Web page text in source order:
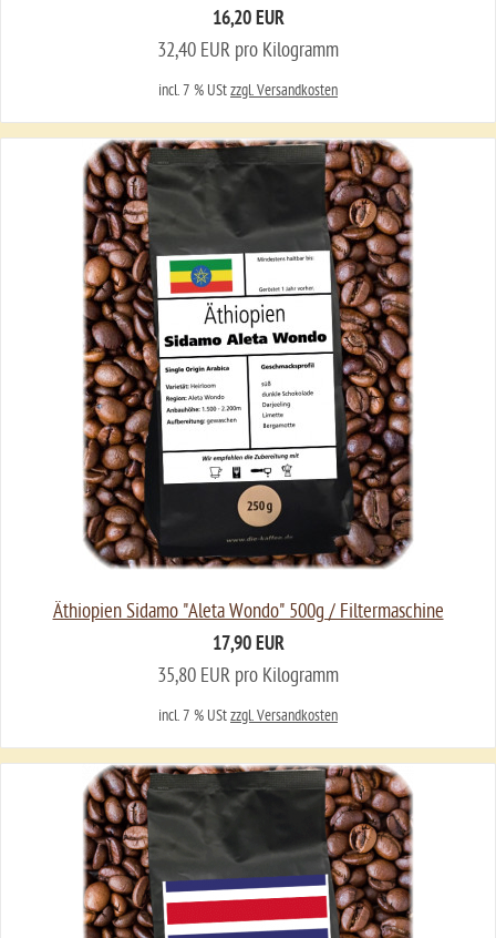
16,20 EUR
32,40 EUR pro Kilogramm
incl. 7 % UStzzgl. Versandkosten
Äthiopien Sidamo "Aleta Wondo" 500g / Filtermaschine
17,90 EUR
35,80 EUR pro Kilogramm
incl. 7 % UStzzgl. Versandkosten